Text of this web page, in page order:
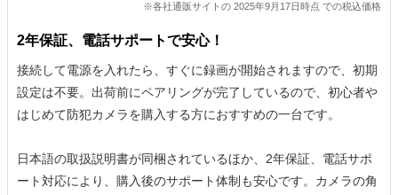
※各社通販サイトの 2025年9月17日時点 での税込価格
2年保証、電話サポートで安心！
接続して電源を入れたら、すぐに録画が開始されますので、初期
設定は不要。出荷前にペアリングが完了しているので、初心者や
はじめて防犯カメラを購入する方におすすめの一台です。
日本語の取扱説明書が同梱されているほか、2年保証、電話サポ
ート対応により、購入後のサポート体制も安心です。カメラの角